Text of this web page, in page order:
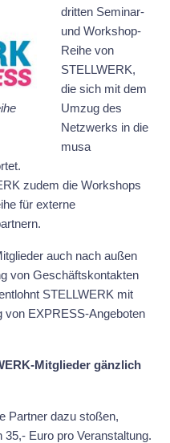
dritten Seminar-
und Workshop-
Reihe von
STELLWERK,
die sich mit dem
Umzug des
Netzwerks in die
musa
zudem die Workshops
für externe
auch nach außen
von Geschäftskontakten
STELLWERK mit
von EXPRESS-Angeboten
Mitglieder gänzlich
Partner dazu stoßen,
35,- Euro pro Veranstaltung.